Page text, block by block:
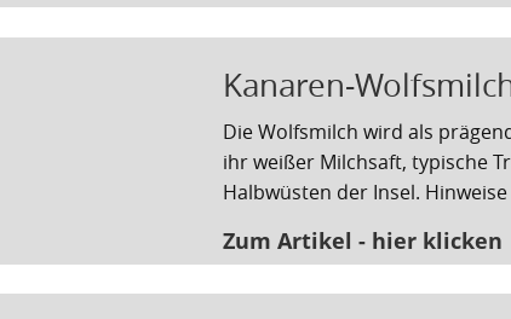
Kanaren-
Die Wolfsmilch wird als
ihr weißer Milchsaft, typische
Halbwüsten der Insel.
Zum Artikel - hier klicken